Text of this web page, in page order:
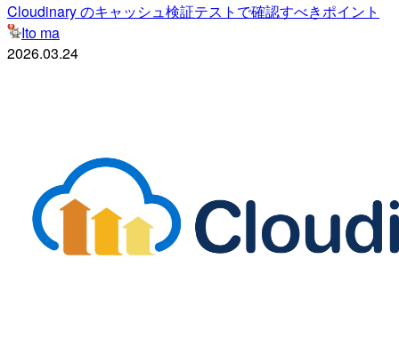
Cloudinary のキャッシュ検証テストで確認すべきポイント
Ito ma
2026.03.24